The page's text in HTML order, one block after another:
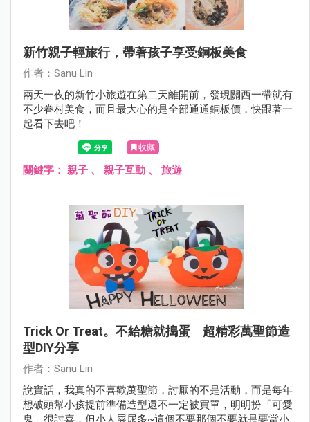
新竹親子輕旅行，帶著孩子享受銅板美食
作者：Sanu Lin
兩天一夜的新竹小旅遊在第二天離開前，發現關西一帶就有
不少眷村美食，而且最大心的是全部通通銅板價，快跟著一
起看下去吧！
收藏
關鍵字： 親子 、 親子互動 、 旅遊
Trick Or Treat。不給糖就搗蛋 超精彩萬聖節造
型DIY分享
作者：Sanu Lin
說實話，我真的不喜歡萬聖節，討厭的不是活動，而是每年
想破頭幫小孩提前準備造型還不一定被買單，明明扮「可愛
鬼」很討喜，但小人屎尿多~這個不要那個不要就是要當小